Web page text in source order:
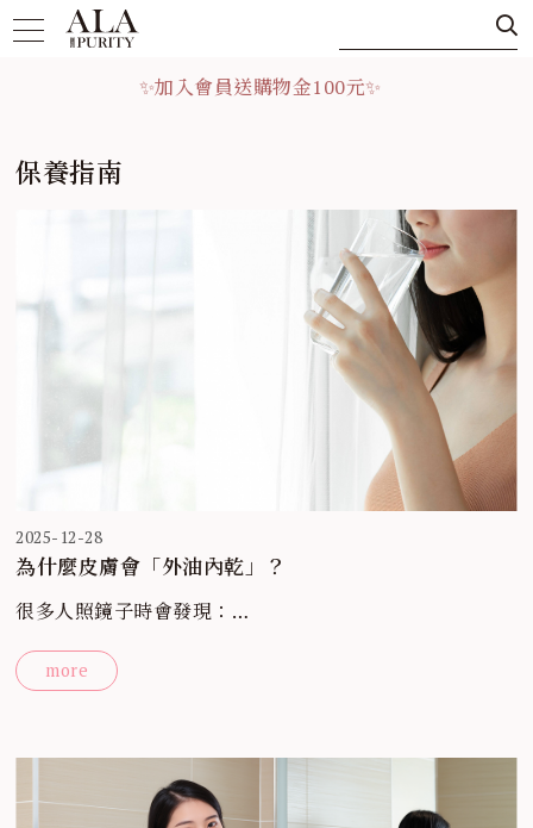
✨加入會員送購物金100元✨
✨加入會員送購物金100元✨
保養指南
2025-12-28
為什麼皮膚會「外油內乾」？
很多人照鏡子時會發現：
這種狀況常被誤以為是「油性肌」，但事實上更接近 外油
more